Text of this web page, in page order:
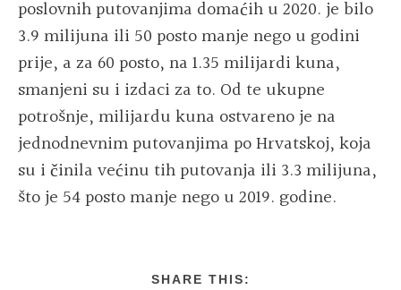
poslovnih putovanjima domaćih u 2020. je bilo
3.9 milijuna ili 50 posto manje nego u godini
prije, a za 60 posto, na 1.35 milijardi kuna,
smanjeni su i izdaci za to. Od te ukupne
potrošnje, milijardu kuna ostvareno je na
jednodnevnim putovanjima po Hrvatskoj, koja
su i činila većinu tih putovanja ili 3.3 milijuna,
što je 54 posto manje nego u 2019. godine.
SHARE THIS: